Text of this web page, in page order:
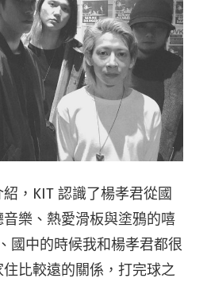
，KIT 認識了楊孝君從國
樂、熱愛滑板與塗鴉的嘻
國中的時候我和楊孝君都很
比較遠的關係，打完球之